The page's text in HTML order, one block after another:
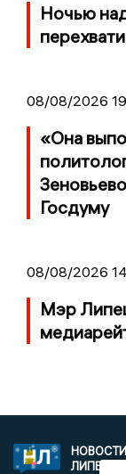
Ночью
08/08/2026
«Она
Госдуму
08/08/2026
Мэр
НОВОСТИ
ЛИПЕЦКА